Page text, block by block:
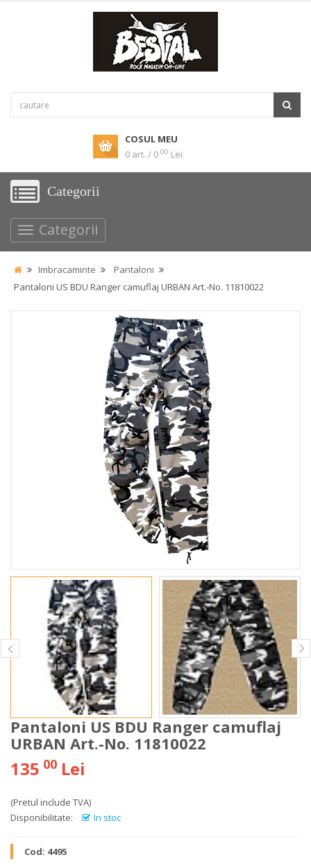
COSUL MEU
0 art. / 0 00 Lei
Categorii
Categorii
Imbracaminte
Pantaloni
Pantaloni US BDU Ranger camuflaj URBAN Art.-No. 11810022
Pantaloni US BDU Ranger camuflaj
URBAN Art.-No. 11810022
135 00 Lei
(Pretul include TVA)
Disponibilitate:
In stoc
Cod: 4495